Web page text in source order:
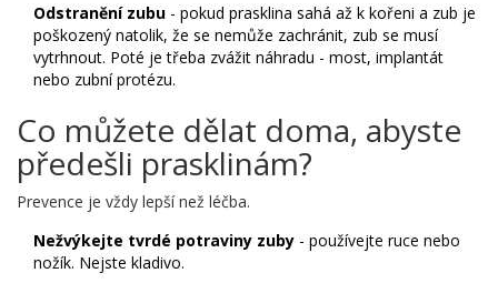
Odstranění zubu - pokud prasklina sahá až k kořeni a zub je
poškozený natolik, že se nemůže zachránit, zub se musí
vytrhnout. Poté je třeba zvážit náhradu - most, implantát
nebo zubní protézu.
Co můžete dělat doma, abyste
předešli prasklinám?
Prevence je vždy lepší než léčba.
Nežvýkejte tvrdé potraviny zuby - používejte ruce nebo
nožík. Nejste kladivo.